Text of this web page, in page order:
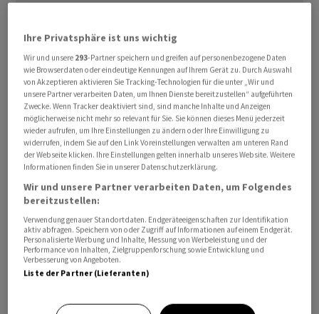
Der Umsatz zog im Halbjahr laut einer Mitteilung vom
Montag leicht um 0,9 Prozent auf 3,28 Milliarden
Franken an. Um Währungseinflüsse sowie um Zu- und
Verkäufe von Geschäftsteilen und Firmen bereinigt
nahm er um 8,1 Prozent zu. Das Genfer Unternehmen
litt unter ungünstigen Wechselkursen. Dafür wird die
Prognose für das organische Wachstum bis zum
Jahresende angehoben.
In einem schwierigen Geschäftsumfeld arbeitete SGS
mit den weltweit über 98'000 Mitarbeitenden an den
insgesamt 2650 Standorten gleich profitabel wie im
operative Ergebnis stieg im Halbjahr ebenfalls leicht um
Ihre Privatsphäre ist uns wichtig
Wir und unsere 293-Partner speichern und greifen auf personenbezogene Daten
wie Browserdaten oder eindeutige Kennungen auf Ihrem Gerät zu. Durch Auswahl
von Akzeptieren aktivieren Sie Tracking-Technologien für die unter „Wir und
unsere Partner verarbeiten Daten, um Ihnen Dienste bereitzustellen“ aufgeführten
Zwecke. Wenn Tracker deaktiviert sind, sind manche Inhalte und Anzeigen
möglicherweise nicht mehr so relevant für Sie. Sie können dieses Menü jederzeit
wieder aufrufen, um Ihre Einstellungen zu ändern oder Ihre Einwilligung zu
widerrufen, indem Sie auf den Link Voreinstellungen verwalten am unteren Rand
der Webseite klicken. Ihre Einstellungen gelten innerhalb unseres Website. Weitere
Informationen finden Sie in unserer Datenschutzerklärung.
Wir und unsere Partner verarbeiten Daten, um Folgendes
bereitzustellen:
Verwendung genauer Standortdaten. Endgeräteeigenschaften zur Identifikation
aktiv abfragen. Speichern von oder Zugriff auf Informationen auf einem Endgerät.
Personalisierte Werbung und Inhalte, Messung von Werbeleistung und der
Performance von Inhalten, Zielgruppenforschung sowie Entwicklung und
Verbesserung von Angeboten.
Liste der Partner (Lieferanten)